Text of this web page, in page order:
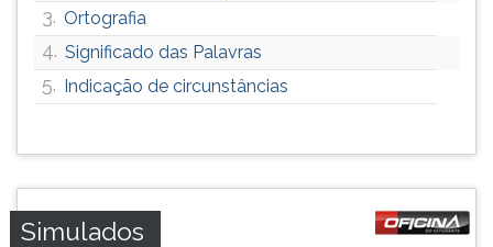
3. Ortografia
4. Significado das Palavras
5. Indicação de circunstâncias
Simulados